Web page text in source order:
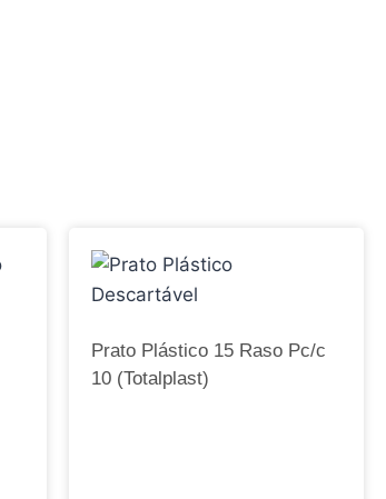
Prato Plástico 15 Raso Pc/c
10 (Totalplast)